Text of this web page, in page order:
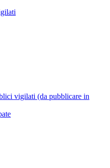
vigilati (da pubblicare in